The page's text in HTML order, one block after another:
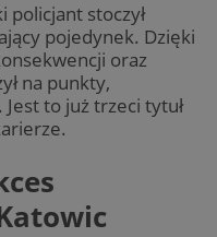
policjant stoczył
pojedynek. Dzięki
oraz
na punkty,
to już trzeci tytuł